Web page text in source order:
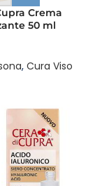
Crema
50 ml
, Cura Viso